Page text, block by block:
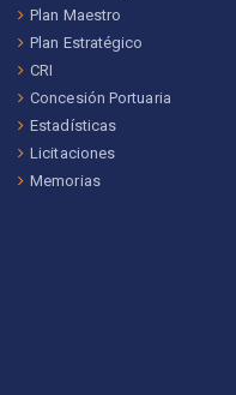
Plan Maestro
Plan Estratégico
CRI
Concesión Portuaria
Estadísticas
Licitaciones
Memorias